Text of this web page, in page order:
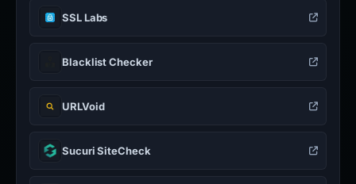
SSL Labs
Blacklist Checker
URLVoid
Sucuri SiteCheck